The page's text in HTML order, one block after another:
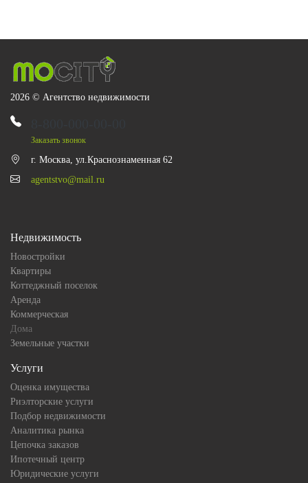
2026 © Агентство недвижимости
Заказать звонок
г. Москва, ул.Краснознаменная 62
agentstvo@mail.ru
Недвижимость
Новостройки
Квартиры
Коттеджный поселок
Аренда
Коммерческая
Дома
Земельные участки
Услуги
Оценка имущества
Риэлторские услуги
Подбор недвижимости
Аналитика рынка
Цепочка заказов
Ипотечный центр
Юридические услуги